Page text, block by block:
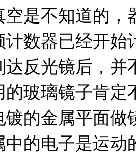
空是不知道的，
计数器已经开始
达反光镜后，并
的玻璃镜子肯定
镀的金属平面
中的电子是运动